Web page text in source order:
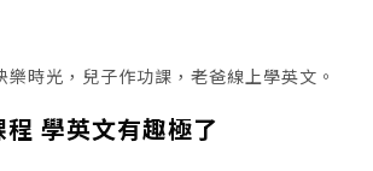
樂時光，兒子作功課，老爸線上學英文。
學英文有趣極了